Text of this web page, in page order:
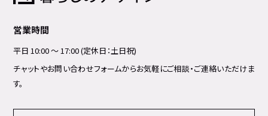
営業時間
平日 10:00 ～ 17:00 (定休日：土日祝)
チャットやお問い合わせフォームからお気軽にご相談・ご連絡いただけま
す。